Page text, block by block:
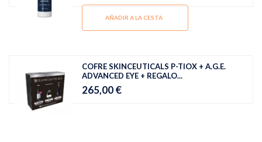
AÑADIR A LA CESTA
COFRE SKINCEUTICALS P-TIOX + A.G.E.
ADVANCED EYE + REGALO...
265,00 €